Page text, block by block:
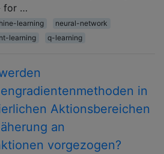
for …
learning
neural-network
learning
q-learning
in
Aktionsbereichen
an
vorgezogen?